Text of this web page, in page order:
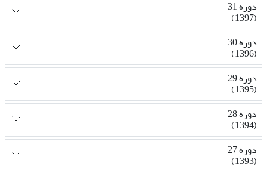
دوره 31
(1397)
دوره 30
(1396)
دوره 29
(1395)
دوره 28
(1394)
دوره 27
(1393)